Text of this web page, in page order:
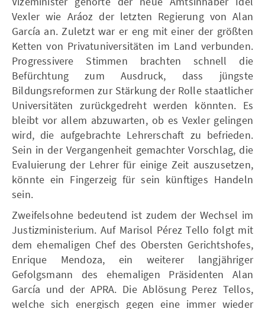
Vexler wie Aráoz der letzten Regierung von Alan
García an. Zuletzt war er eng mit einer der größten
Ketten von Privatuniversitäten im Land verbunden.
Progressivere Stimmen brachten schnell die
Befürchtung zum Ausdruck, dass jüngste
Bildungsreformen zur Stärkung der Rolle staatlicher
Universitäten zurückgedreht werden könnten. Es
bleibt vor allem abzuwarten, ob es Vexler gelingen
wird, die aufgebrachte Lehrerschaft zu befrieden.
Sein in der Vergangenheit gemachter Vorschlag, die
Evaluierung der Lehrer für einige Zeit auszusetzen,
könnte ein Fingerzeig für sein künftiges Handeln
sein.
Zweifelsohne bedeutend ist zudem der Wechsel im
Justizministerium. Auf Marisol Pérez Tello folgt mit
dem ehemaligen Chef des Obersten Gerichtshofes,
Enrique Mendoza, ein weiterer langjähriger
Gefolgsmann des ehemaligen Präsidenten Alan
García und der APRA. Die Ablösung Perez Tellos,
welche sich energisch gegen eine immer wieder